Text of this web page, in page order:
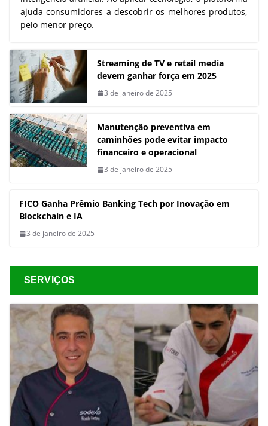
ajuda consumidores a descobrir os melhores produtos,
pelo menor preço.
Streaming de TV e retail media
devem ganhar força em 2025
3 de janeiro de 2025
Manutenção preventiva em
caminhões pode evitar impacto
financeiro e operacional
3 de janeiro de 2025
FICO Ganha Prêmio Banking Tech por Inovação em
Blockchain e IA
3 de janeiro de 2025
SERVIÇOS